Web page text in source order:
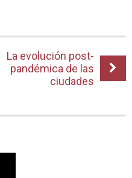
La evolución post-
pandémica de las
ciudades